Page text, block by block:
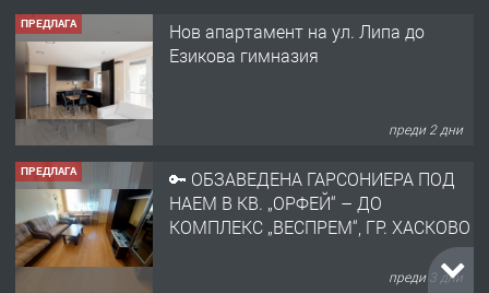
ПРЕДЛАГА
Нов апартамент на ул. Липа до
Езикова гимназия
преди 2 дни
ПРЕДЛАГА
🔑 ОБЗАВЕДЕНА ГАРСОНИЕРА ПОД
НАЕМ В КВ. „ОРФЕЙ“ – ДО
КОМПЛЕКС „ВЕСПРЕМ“, ГР. ХАСКОВО
преди 3 дни